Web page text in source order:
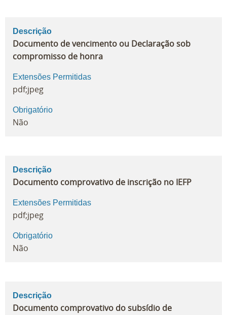
Descrição
Documento de vencimento ou Declaração sob
compromisso de honra
Extensões Permitidas
pdf;jpeg
Obrigatório
Não
Descrição
Documento comprovativo de inscrição no IEFP
Extensões Permitidas
pdf;jpeg
Obrigatório
Não
Descrição
Documento comprovativo do subsídio de